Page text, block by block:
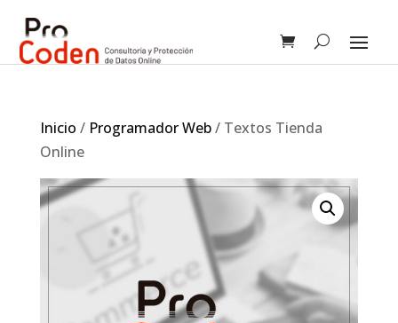
Inicio / Programador Web/ Textos Tienda
Online